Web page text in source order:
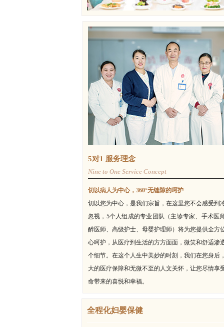
5对1 服务理念
Nine to One Service Concept
切以病人为中心，360°无缝隙的呵护
切以您为中心，是我们宗旨，在这里您不会感受到
忽视，5个人组成的专业团队（主诊专家、手术医
醉医师、高级护士、母婴护理师）将为您提供全方
心呵护，从医疗到生活的方方面面，微笑和舒适渗
个细节。在这个人生中美妙的时刻，我们在您身后
大的医疗保障和无微不至的人文关怀，让您尽情享
命带来的喜悦和幸福。
全程化妇婴保健